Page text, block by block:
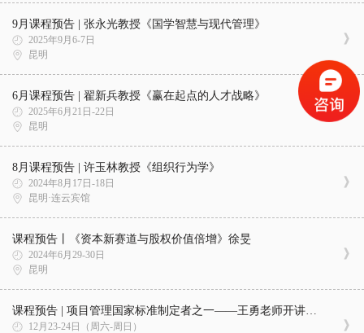
9月课程预告 | 张永光教授《国学智慧与现代管理》
2025年9月6-7日
昆明
6月课程预告 | 翟新兵教授《赢在起点的人才战略》
2025年6月21日-22日
昆明
8月课程预告 | 许玉林教授《组织行为学》
2024年8月17日-18日
昆明·连云宾馆
课程预告丨《资本新赛道与股权价值倍增》徐旻
2024年6月29-30日
昆明
课程预告 | 项目管理国家标准制定者之一——王勇老师开讲《全面的企业项目管理解决之道》！
12月23-24日（周六-周日）